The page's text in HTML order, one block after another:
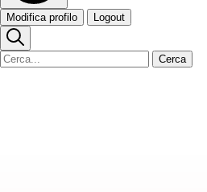
Modifica profilo Logout
Cerca